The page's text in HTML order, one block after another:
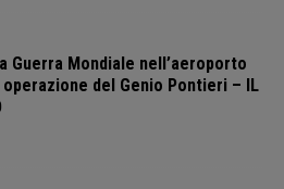
Guerra Mondiale nell’aeroporto
operazione del Genio Pontieri – IL